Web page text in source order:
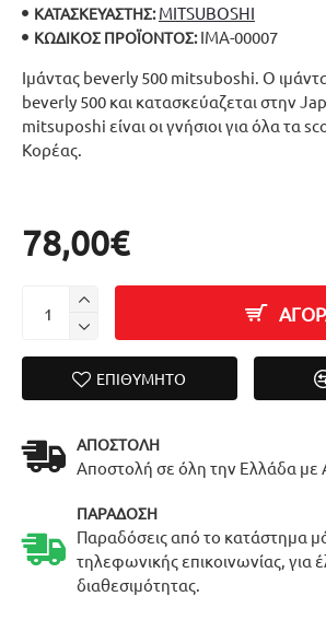
Ιμάντας beverly 500 mitsuboshi. Ο
beverly 500 και κατασκεύαζεται στην
mitsuposhi είναι οι γνήσιοι για όλα τα
Κορέας.
ΚΑΤΑΣΚΕΥΑΣΤΉΣ: MITSUBOSHI
ΚΩΔΙΚΌΣ ΠΡΟΪΌΝΤΟΣ: ΙΜΑ-00007
78,00€
ΕΠΙΘΥΜΗΤΌ
ΑΠΟΣΤΟΛΉ
Αποστολή σε όλη την Ελλάδα με
ΠΑΡΆΔΟΣΗ
Παραδόσεις από το κατάστημα
τηλεφωνικής επικοινωνίας, για
διαθεσιμότητας.